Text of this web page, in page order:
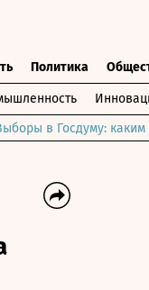
Политика
в Госдуму: